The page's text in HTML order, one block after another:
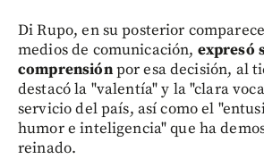
Di Rupo, en su posterior
medios de comunicación, expresó
comprensiónpor esa decisión, al
destacó la "valentía" y la "clara
servicio del país, así como el
humor e inteligencia" que ha
reinado.